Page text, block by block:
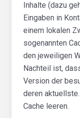
Inhalte (dazu
Eingaben in
einem lokalen
sogenannten
den jeweiligen
Nachteil ist,
Version der
deren
Cache leeren.